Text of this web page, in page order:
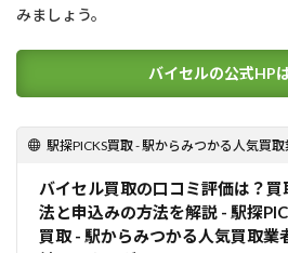
みましょう。
バイセルの公式HP
駅探PICKS買取 - 駅からみつかる人気買
バイセル買取の口コミ評価は？買
法と申込みの方法を解説 - 駅探
買取 - 駅からみつかる人気買取業